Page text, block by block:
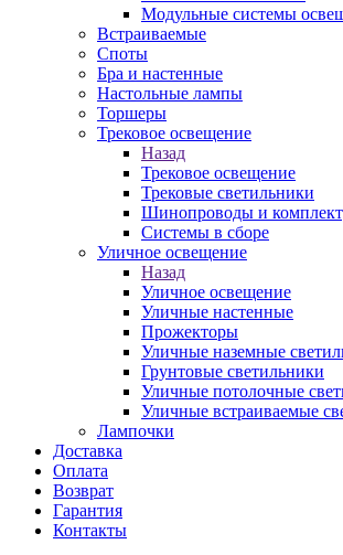
Модульные системы
Встраиваемые
Споты
Бра и настенные
Настольные лампы
Торшеры
Трековое освещение
Назад
Трековое освещение
Трековые светильники
Шинопроводы и
Системы в сборе
Уличное освещение
Назад
Уличное освещение
Уличные настенные
Прожекторы
Уличные наземные
Грунтовые светильники
Уличные потолочные
Уличные встраиваемые
Лампочки
Доставка
Оплата
Возврат
Гарантия
Контакты